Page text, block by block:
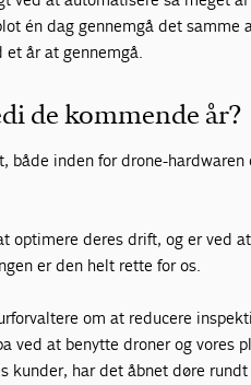
én dag gennemgå det samme
år at gennemgå.
i de kommende år?
både inden for drone-hardwaren
optimere deres drift, og er ved
er den helt rette for os.
om at reducere
ved at benytte droner og vores
kunder, har det åbnet døre